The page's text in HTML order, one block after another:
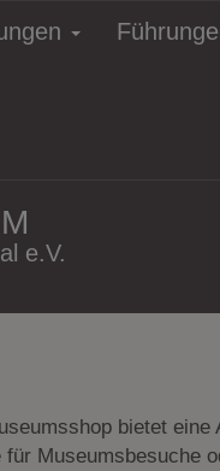
e.V.
bietet
Museumsbesuche